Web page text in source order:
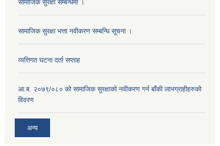
सामाजिक सुरक्षा सम्बन्धमा ।
सामाजिक सुरक्षा भत्ता नवीकरण सम्बन्धि सूचना ।
व्यत्तिगत घटना दर्ता सप्ताह
आ.ब. २०७९/०८० को सामाजिक सुरक्षाको नवीकरण गर्न बाँकी लाभग्राहीहरुको
विवरण
अन्य